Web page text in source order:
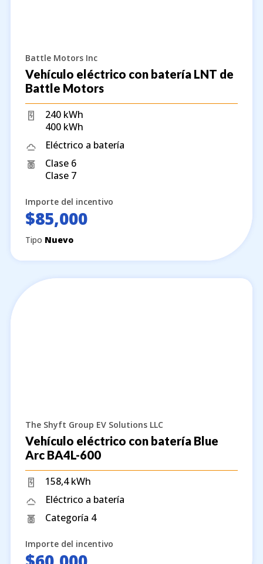
Battle Motors Inc
Vehículo eléctrico con batería LNT de
Battle Motors
240 kWh
400 kWh
Eléctrico a batería
Clase 6
Clase 7
Importe del incentivo
$85,000
Tipo Nuevo
The Shyft Group EV Solutions LLC
Vehículo eléctrico con batería Blue
Arc BA4L-600
158,4 kWh
Eléctrico a batería
Categoría 4
Importe del incentivo